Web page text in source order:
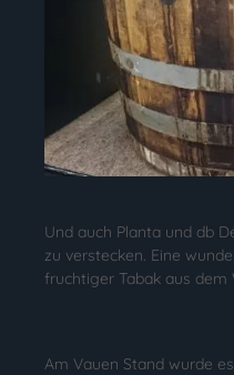
Und auch Planta und db
zu verstecken. Eine
fruchtiger Tabak aus
Am Vauen Stand wurde